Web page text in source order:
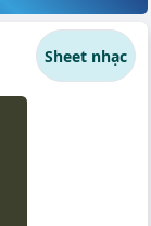
Sheet nhạc